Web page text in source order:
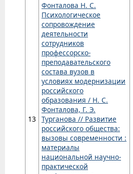
13
Фонталова Н. С.
Психологическое
сопровождение
деятельности
сотрудников
профессорско-
преподавательского
состава вузов в
условиях модернизации
российского
образования / Н. С.
Фонталова, Г. Э.
Турганова // Развитие
российского общества:
вызовы современности :
материалы
национальной научно-
практической